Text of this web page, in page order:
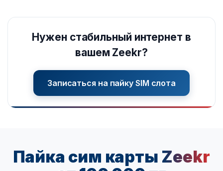
Нужен стабильный интернет в
вашем Zeekr?
Записаться на пайку SIM слота
Пайка сим карты Zeekr